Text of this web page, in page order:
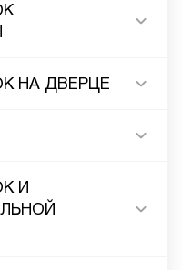
НА ДВЕРЦЕ
И